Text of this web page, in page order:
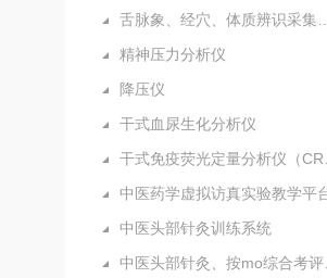
精神压力分析仪
降压仪
干式血尿生化分析仪
中医药学虚拟访真实验教学平
中医头部针灸训练系统